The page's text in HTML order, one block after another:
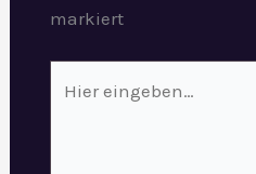
markiert
eingeben…